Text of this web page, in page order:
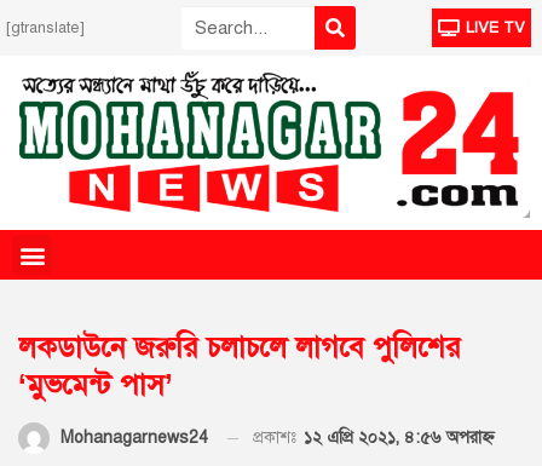
[gtranslate] LIVE TV
লকডাউনে জরুরি চলাচলে লাগবে পুলিশের
‘মুভমেন্ট পাস’
Mohanagarnews24 প্রকাশঃ ১২ এপ্রি ২০২১, ৪:৫৬ অপরাহ্ণ